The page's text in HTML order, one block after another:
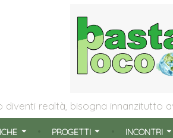
diventi realtà, bisogna innanzitutto
PROGETTI INCONTRI